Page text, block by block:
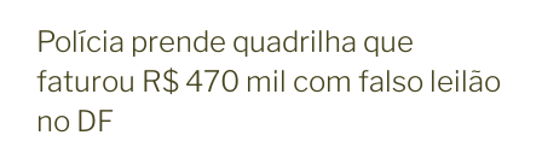
Polícia prende quadrilha que
faturou R$ 470 mil com falso leilão
no DF